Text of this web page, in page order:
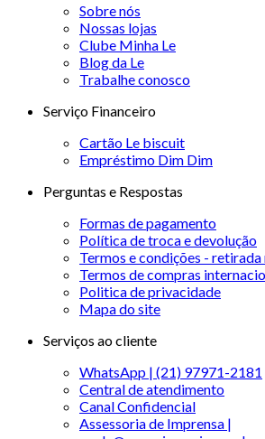
Sobre nós
Nossas lojas
Clube Minha Le
Blog da Le
Trabalhe conosco
Serviço Financeiro
Cartão Le biscuit
Empréstimo Dim Dim
Perguntas e Respostas
Formas de pagamento
Política de troca e devolução
Termos e condições - retirada
Termos de compras
Politica de privacidade
Mapa do site
Serviços ao cliente
WhatsApp | (21) 97971-2181
Central de atendimento
Canal Confidencial
Assessoria de Imprensa |